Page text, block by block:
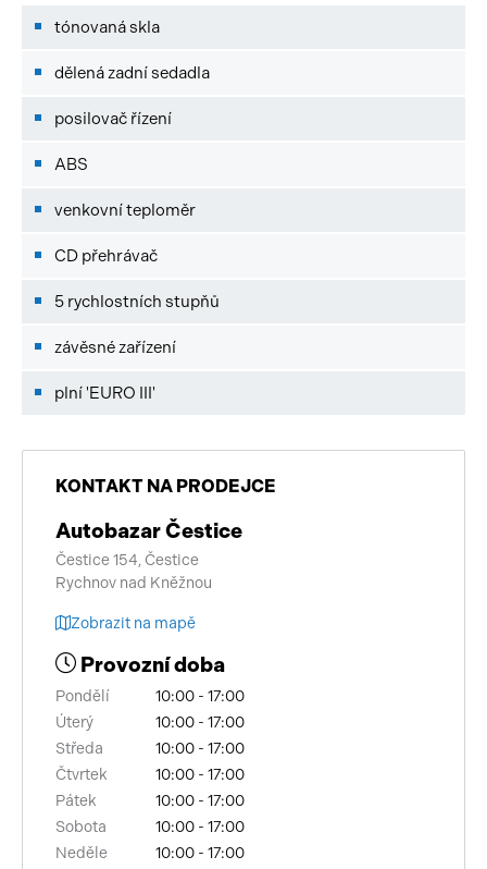
tónovaná skla
dělená zadní sedadla
posilovač řízení
ABS
venkovní teploměr
CD přehrávač
5 rychlostních stupňů
závěsné zařízení
plní 'EURO III'
KONTAKT NA PRODEJCE
Autobazar Čestice
Čestice 154, Čestice
Rychnov nad Kněžnou
Zobrazit na mapě
Provozní doba
Pondělí
10:00 - 17:00
Úterý
10:00 - 17:00
Středa
10:00 - 17:00
Čtvrtek
10:00 - 17:00
Pátek
10:00 - 17:00
Sobota
10:00 - 17:00
Neděle
10:00 - 17:00